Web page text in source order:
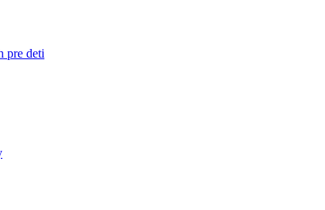
pre deti